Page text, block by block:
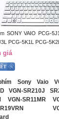
SONY VAIO PCG-
PCG-5K1L PCG-
giá
Sony Vaio
VGN-SR210J
VGN-SR11MR